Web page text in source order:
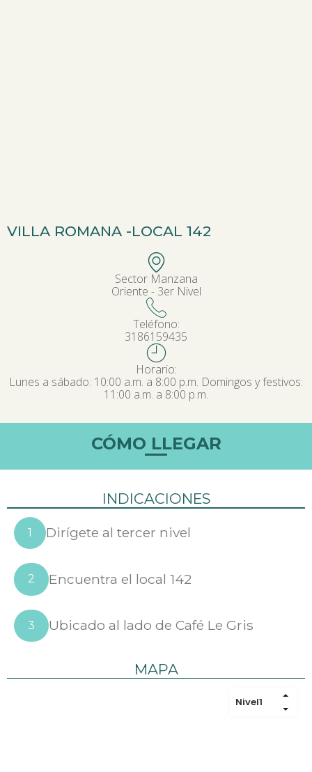
VILLA ROMANA -LOCAL 142
Sector Manzana
Oriente - 3er Nivel
Teléfono:
3186159435
Horario:
Lunes a sábado: 10:00 a.m. a 8:00 p.m. Domingos y festivos:
11:00 a.m. a 8:00 p.m.
CÓMO LLEGAR
INDICACIONES
1 Dirígete al tercer nivel
2 Encuentra el local 142
3 Ubicado al lado de Café Le Gris
MAPA